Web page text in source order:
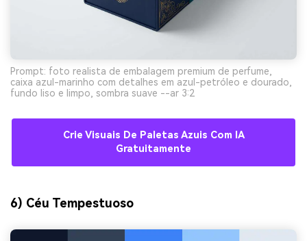
Prompt: foto realista de embalagem premium de perfume,
caixa azul-marinho com detalhes em azul-petróleo e dourado,
fundo liso e limpo, sombra suave --ar 3:2
Crie Visuais De Paletas Azuis Com IA
Gratuitamente
6) Céu Tempestuoso